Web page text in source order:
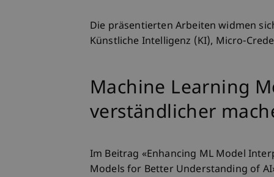
Die präsentierten Arbeiten widmen
Künstliche Intelligenz (KI), Micro-
Machine Learning
verständlicher
Im Beitrag «Enhancing ML Model
Models for Better Understanding of